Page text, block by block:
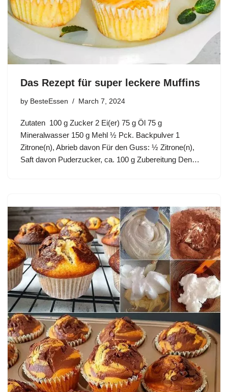
Das Rezept für super leckere Muffins
by BesteEssen March 7, 2024
Zutaten 100 g Zucker 2 Ei(er) 75 g Öl 75 g
Mineralwasser 150 g Mehl ½ Pck. Backpulver 1
Zitrone(n), Abrieb davon Für den Guss: ½ Zitrone(n),
Saft davon Puderzucker, ca. 100 g Zubereitung Den…